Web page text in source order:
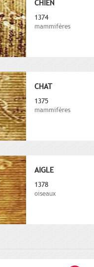
CHIEN
1374
mammifères
CHAT
1375
mammifères
AIGLE
1378
oiseaux